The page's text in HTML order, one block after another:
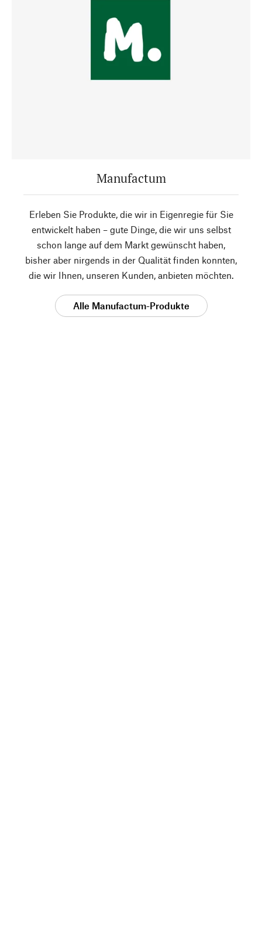
Manufactum
Erleben Sie Produkte, die wir in Eigenregie für Sie
entwickelt haben – gute Dinge, die wir uns selbst
schon lange auf dem Markt gewünscht haben,
bisher aber nirgends in der Qualität finden konnten,
die wir Ihnen, unseren Kunden, anbieten möchten.
Alle Manufactum-Produkte